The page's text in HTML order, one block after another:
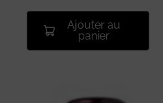
Ajouter au
panier